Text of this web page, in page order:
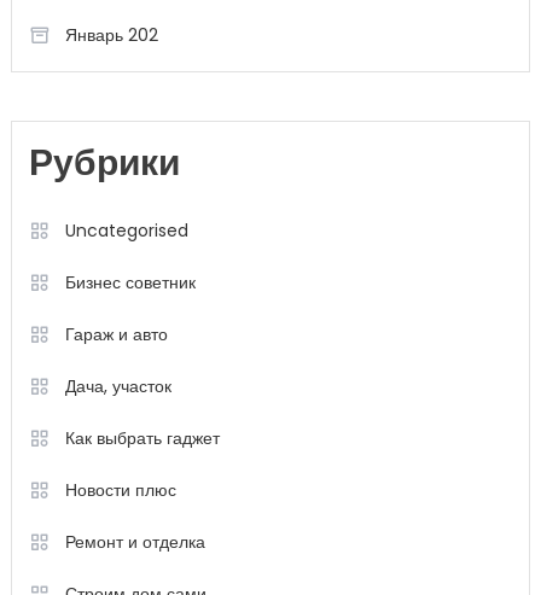
Январь 202
Рубрики
Uncategorised
Бизнес советник
Гараж и авто
Дача, участок
Как выбрать гаджет
Новости плюс
Ремонт и отделка